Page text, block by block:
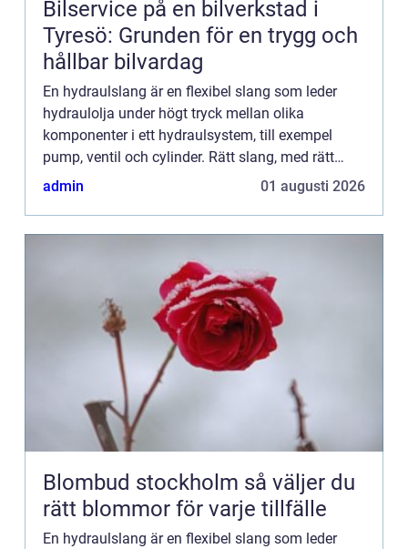
Bilservice på en bilverkstad i
Tyresö: Grunden för en trygg och
hållbar bilvardag
En hydraulslang är en flexibel slang som leder
hydraulolja under högt tryck mellan olika
komponenter i ett hydraulsystem, till exempel
pump, ventil och cylinder. Rätt slang, med rätt
kopplingar och korrekt montering, är avg&o...
admin 01 augusti 2026
Blombud stockholm så väljer du
rätt blommor för varje tillfälle
En hydraulslang är en flexibel slang som leder